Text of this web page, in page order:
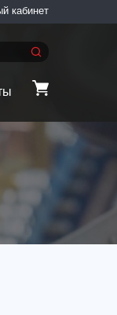
кабинет